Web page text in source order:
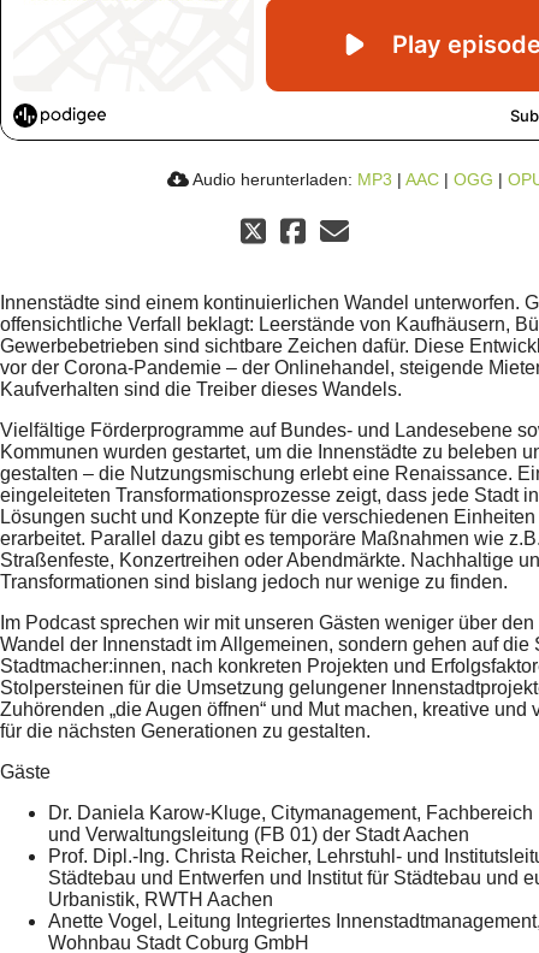
Audio herunterladen: MP3 | AAC | OGG |
Innenstädte sind einem kontinuierlichen Wandel unterworfen.
offensichtliche Verfall beklagt: Leerstände von Kaufhäusern,
Gewerbebetrieben sind sichtbare Zeichen dafür. Diese
vor der Corona-Pandemie – der Onlinehandel, steigende
Kaufverhalten sind die Treiber dieses Wandels.
Vielfältige Förderprogramme auf Bundes- und Landesebene
Kommunen wurden gestartet, um die Innenstädte zu beleben
gestalten – die Nutzungsmischung erlebt eine Renaissance.
eingeleiteten Transformationsprozesse zeigt, dass jede Stadt
Lösungen sucht und Konzepte für die verschiedenen
erarbeitet. Parallel dazu gibt es temporäre Maßnahmen wie
Straßenfeste, Konzertreihen oder Abendmärkte. Nachhaltige
Transformationen sind bislang jedoch nur wenige zu finden.
Im Podcast sprechen wir mit unseren Gästen weniger über
Wandel der Innenstadt im Allgemeinen, sondern gehen auf die
Stadtmacher:innen, nach konkreten Projekten und
Stolpersteinen für die Umsetzung gelungener
Zuhörenden „die Augen öffnen“ und Mut machen, kreative und
für die nächsten Generationen zu gestalten.
Gäste
Dr. Daniela Karow-Kluge, Citymanagement,
und Verwaltungsleitung (FB 01) der Stadt Aachen
Prof. Dipl.-Ing. Christa Reicher, Lehrstuhl- und
Städtebau und Entwerfen und Institut für Städtebau und
Urbanistik, RWTH Aachen
Anette Vogel, Leitung Integriertes
Wohnbau Stadt Coburg GmbH